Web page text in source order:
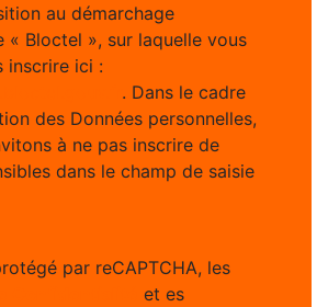
au démarchage
« Bloctel », sur laquelle vous
inscrire ici :
. Dans le cadre
des Données personnelles,
à ne pas inscrire de
dans le champ de saisie
par reCAPTCHA, les
et es